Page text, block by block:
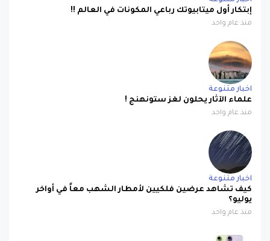
إبتكار أول ميتابيوتك رباعي المكونات في العالم !!
منذ عام واحد
اخبار متنوعة
علماء الآثار يحلون لغز ستونهنج !
منذ عام واحد
اخبار متنوعة
كيف تشاهد عرضين فلكيين لأمطار الشهب معاً في أواخر
يوليو؟
منذ عام واحد